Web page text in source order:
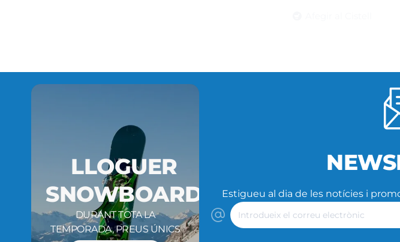
LLOGUER
SNOWBOARD
DURANT TOTA LA
TEMPORADA, PREUS ÚNICS
Estigueu al dia de les notícies i
Introdueix
el
correu